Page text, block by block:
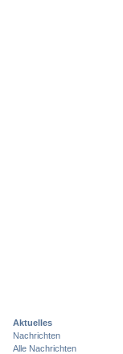
Aktuelles
Nachrichten
Alle Nachrichten